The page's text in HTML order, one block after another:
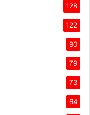
128
122
90
79
73
64